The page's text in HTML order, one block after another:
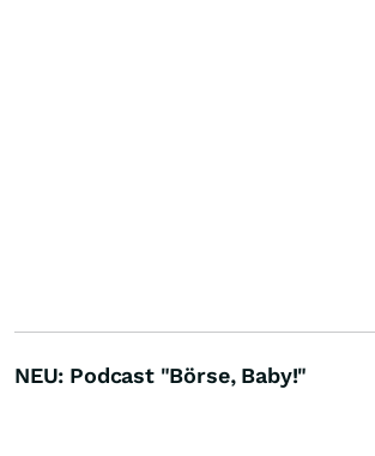
NEU: Podcast "Börse, Baby!"